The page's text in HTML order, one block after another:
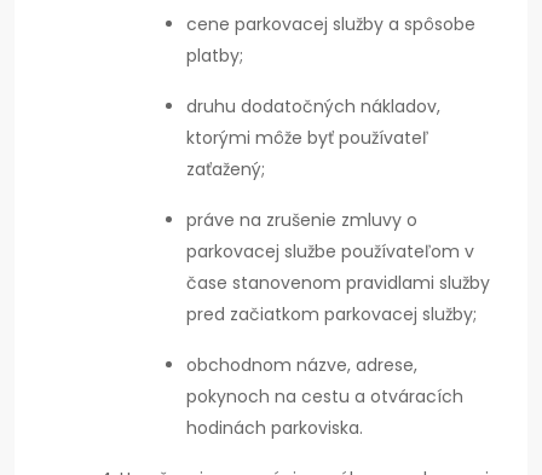
cene parkovacej služby a spôsobe
platby;
druhu dodatočných nákladov,
ktorými môže byť používateľ
zaťažený;
práve na zrušenie zmluvy o
parkovacej službe používateľom v
čase stanovenom pravidlami služby
pred začiatkom parkovacej služby;
obchodnom názve, adrese,
pokynoch na cestu a otváracích
hodinách parkoviska.